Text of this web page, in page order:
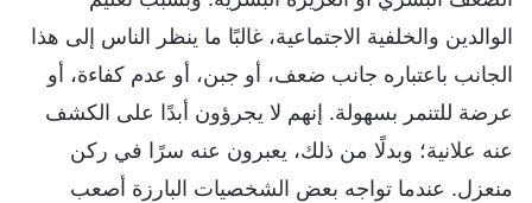
الوالدين والخلفية الاجتماعية، غالبًا ما ينظر الناس إلى هذا
الجانب باعتباره جانب ضعف، أو جبن، أو عدم كفاءة، أو
عرضة للتنمر بسهولة. إنهم لا يجرؤون أبدًا على الكشف
عنه علانية؛ وبدلًا من ذلك، يعبرون عنه سرًا في ركن
منعزل. عندما تواجه بعض الشخصيات البارزة أصعب